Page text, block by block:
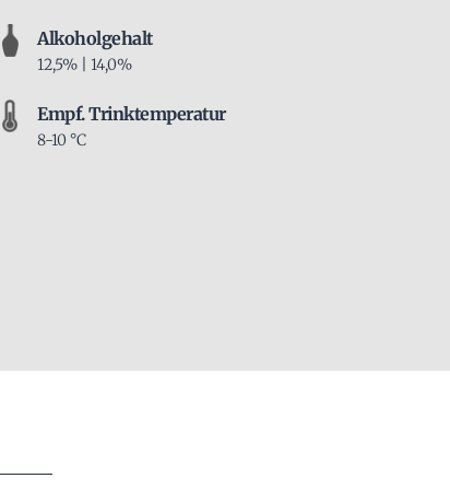
Alkoholgehalt
12,5% | 14,0%
Empf. Trinktemperatur
8-10 °C